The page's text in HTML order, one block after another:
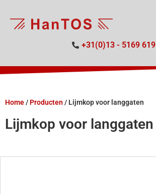
+31(0)13 - 5169 619
Home/ Producten / Lijmkop voor langgaten
Lijmkop voor langgaten